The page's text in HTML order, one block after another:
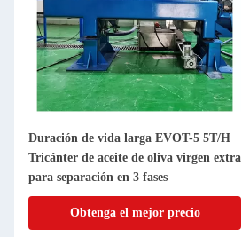
Duración de vida larga EVOT-5 5T/H
Tricánter de aceite de oliva virgen extra
para separación en 3 fases
Obtenga el mejor precio